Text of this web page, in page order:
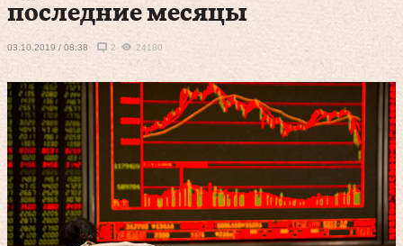
последние месяцы
03.10.2019 / 08:38 2 24180